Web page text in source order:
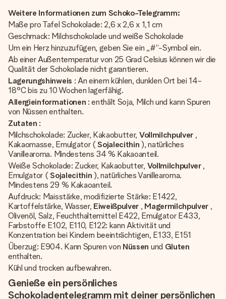
Weitere Informationen zum Schoko-Telegramm:
Maße pro Tafel Schokolade: 2,6 x 2,6 x 1,1 cm
Geschmack: Milchschokolade und weiße Schokolade
Um ein Herz hinzuzufügen, geben Sie ein „#“-Symbol ein.
Ab einer Außentemperatur von 25 Grad Celsius können wir die
Qualität der Schokolade nicht garantieren.
Lagerungshinweis : An einem kühlen, dunklen Ort bei 14-
18°C bis zu 10 Wochen lagerfähig.
Allergieinformationen : enthält Soja, Milch und kann Spuren
von Nüssen enthalten.
Zutaten :
Milchschokolade: Zucker, Kakaobutter, Vollmilchpulver ,
Kakaomasse, Emulgator (Sojalecithin ), natürliches
Vanillearoma. Mindestens 34 % Kakaoanteil.
Weiße Schokolade: Zucker, Kakaobutter, Vollmilchpulver,
Emulgator (Sojalecithin ), natürliches Vanillearoma.
Mindestens 29 % Kakaoanteil.
Aufdruck: Maisstärke, modifizierte Stärke: E1422,
Kartoffelstärke, Wasser, Eiweißpulver , Magermilchpulver ,
Olivenöl, Salz, Feuchthaltemittel E422, Emulgator E433,
Farbstoffe E102, E110, E122: kann Aktivität und
Konzentration bei Kindern beeinträchtigen, E133, E151
Überzug: E904. Kann Spuren von Nüssen und Gluten
enthalten.
Kühl und trocken aufbewahren.
Genieße ein persönliches
Schokoladentelegramm mit deiner persönlichen